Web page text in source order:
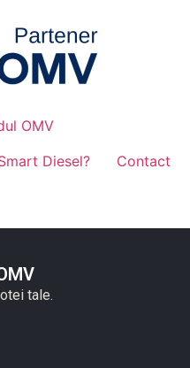
OMV
Diesel?
Contact
tale.